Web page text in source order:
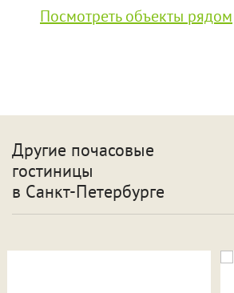
Посмотреть объекты рядом
Другие почасовые
гостиницы
в Санкт-Петербурге